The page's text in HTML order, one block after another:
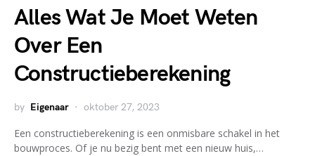
Alles Wat Je Moet Weten
Over Een
Constructieberekening
by Eigenaar oktober 27, 2023
Een constructieberekening is een onmisbare schakel in het
bouwproces. Of je nu bezig bent met een nieuw huis,…